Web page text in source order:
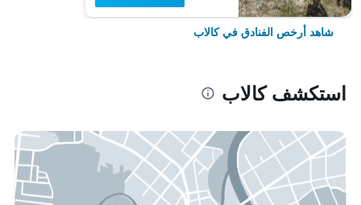
شاهد أرخص الفنادق في كالاب
استكشف كالاب